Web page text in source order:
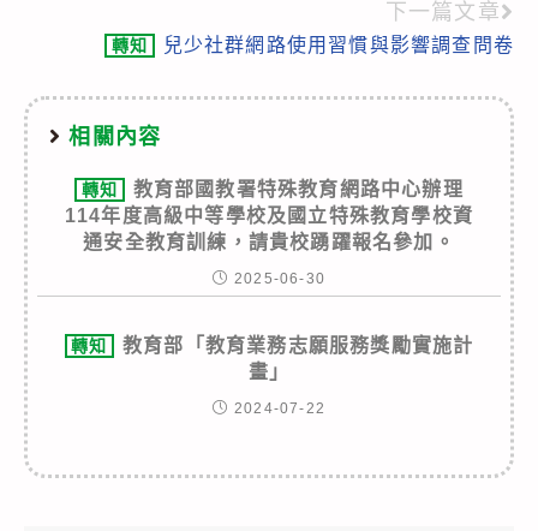
下一篇文章
轉知 兒少社群網路使用習慣與影響調查問卷
相關內容
轉知
教育部國教署特殊教育網路中心辦理
114年度高級中等學校及國立特殊教育學校資
通安全教育訓練，請貴校踴躍報名參加。
2025-06-30
轉知
教育部「教育業務志願服務獎勵實施計
畫」
2024-07-22